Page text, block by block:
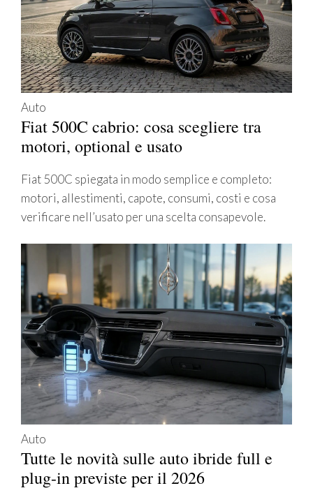
Auto
Fiat 500C cabrio: cosa scegliere tra
motori, optional e usato
Fiat 500C spiegata in modo semplice e completo:
motori, allestimenti, capote, consumi, costi e cosa
verificare nell’usato per una scelta consapevole.
Auto
Tutte le novità sulle auto ibride full e
plug-in previste per il 2026